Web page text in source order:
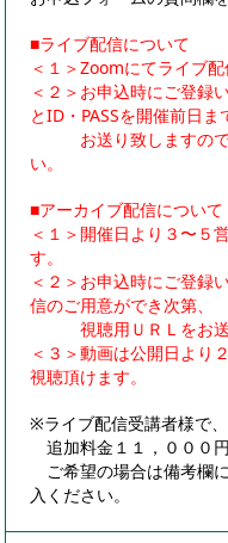
■ライブ配信について
＜１＞Zoomにてライブ配
＜２＞お申込時にご登録
とID・PASSを開催前日ま
お送り致しますので
い。
■アーカイブ配信について
＜１＞開催日より３〜５
す。
＜２＞お申込時にご登録
信のご用意ができ次第、
視聴用ＵＲＬをお送
＜３＞動画は公開日より
視聴頂けます。
※ライブ配信受講者様で
追加料金１１，０００
ご希望の場合は備考欄
入ください。